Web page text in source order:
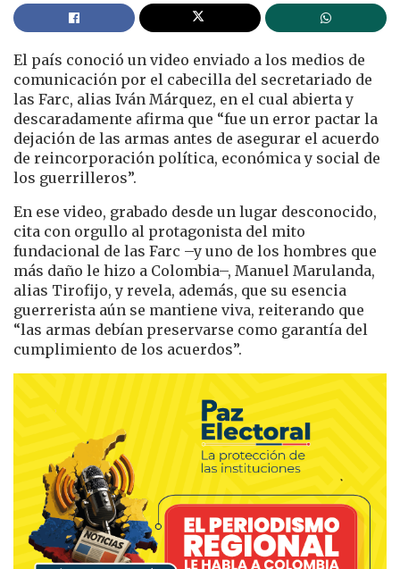
El país conoció un video enviado a los medios de
comunicación por el cabecilla del secretariado de
las Farc, alias Iván Márquez, en el cual abierta y
descaradamente afirma que “fue un error pactar la
dejación de las armas antes de asegurar el acuerdo
de reincorporación política, económica y social de
los guerrilleros”.
En ese video, grabado desde un lugar desconocido,
cita con orgullo al protagonista del mito
fundacional de las Farc –y uno de los hombres que
más daño le hizo a Colombia–, Manuel Marulanda,
alias Tirofijo, y revela, además, que su esencia
guerrerista aún se mantiene viva, reiterando que
“las armas debían preservarse como garantía del
cumplimiento de los acuerdos”.